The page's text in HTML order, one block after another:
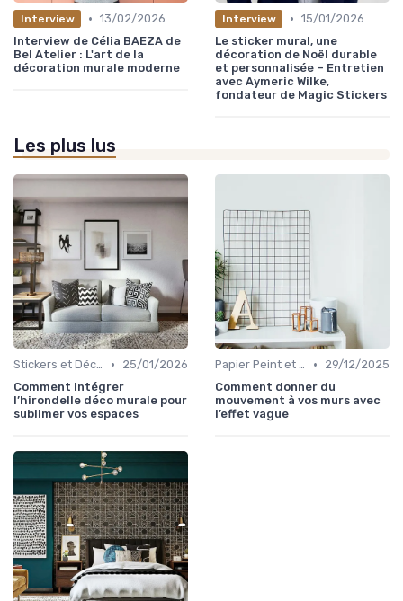
Interview • 13/02/2026
Interview de Célia BAEZA de
Bel Atelier : L'art de la
décoration murale moderne
Interview • 15/01/2026
Le sticker mural, une
décoration de Noël durable
et personnalisée – Entretien
avec Aymeric Wilke,
fondateur de Magic Stickers
Les plus lus
Stickers et Décalcomanies Muraux •
25/01/2026
Comment intégrer
l’hirondelle déco murale pour
sublimer vos espaces
Papier Peint et Revêtements Muraux •
29/12/2025
Comment donner du
mouvement à vos murs avec
l’effet vague